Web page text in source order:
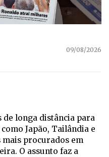
09/08/2026
de longa distância para
Japão, Tailândia e
mais procurados em
O assunto faz a